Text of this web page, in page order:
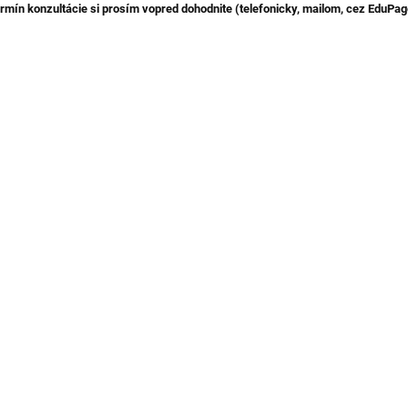
konzultácie si prosím vopred dohodnite (telefonicky, mailom, cez